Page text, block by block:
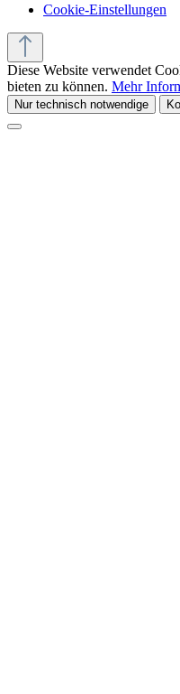
Cookie-Einstellungen
Diese Website verwendet
bieten zu können. Mehr
Nur technisch notwendige